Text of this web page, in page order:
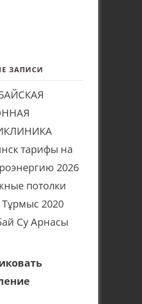
ЗАПИСИ
тарифы на
2026
потолки
2020
Су Арнасы